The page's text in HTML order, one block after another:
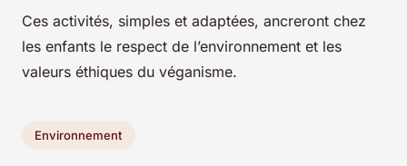
Ces activités, simples et adaptées, ancreront chez
les enfants le respect de l’environnement et les
valeurs éthiques du véganisme.
Environnement